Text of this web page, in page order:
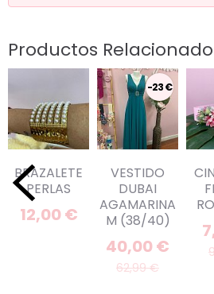
Productos
BRAZALETE
PERLAS
12,00 €
-23 €
VESTIDO
DUBAI
AGAMARINA
M (38/40)
40,00 €
62,99 €